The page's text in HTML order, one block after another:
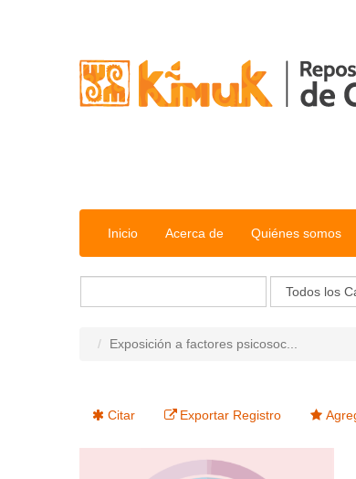
Inicio Acerca de Quiénes somos
Exposición a factores psicosoc...
Citar Exportar Registro